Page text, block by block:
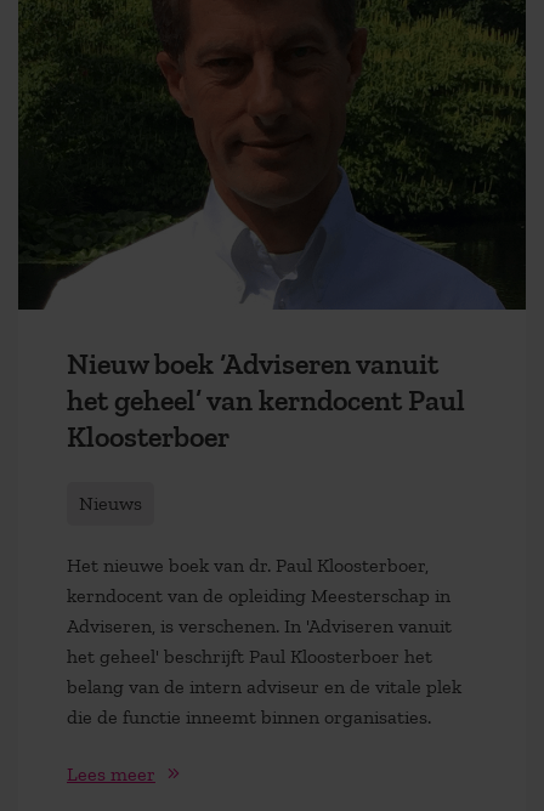
Nieuw boek ‘Adviseren vanuit
het geheel’ van kerndocent Paul
Kloosterboer
Nieuws
Het nieuwe boek van dr. Paul Kloosterboer,
kerndocent van de opleiding Meesterschap in
Adviseren , is verschenen. In 'Adviseren vanuit
het geheel' beschrijft Paul Kloosterboer het
belang van de intern adviseur en de vitale plek
die de functie inneemt binnen organisaties.
Lees meer